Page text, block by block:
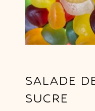
SALADE
SUCRE